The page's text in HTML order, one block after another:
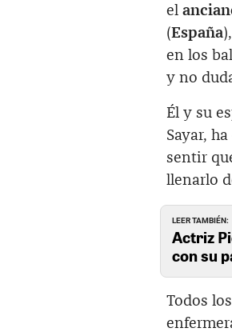
el
(España
en los
y no
Él y su
Sayar,
sentir
llenarlo
LEER TAMBIÉN:
Actriz
con su
Todos